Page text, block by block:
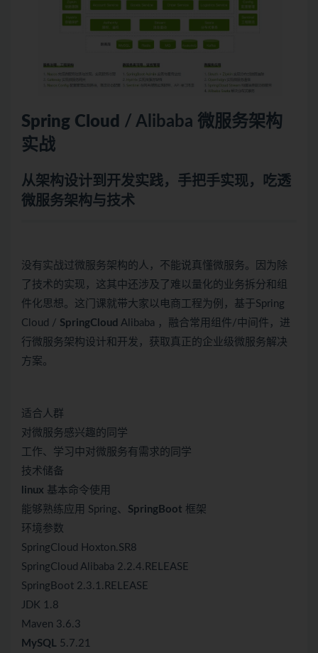
Spring Cloud / Alibaba 微服务架构
实战
从架构设计到开发实践，手把手实现，吃透
微服务架构与技术
没有实战过微服务架构的人，不能说真懂微服务。因为除
了技术的实现，这其中还涉及了难以量化的业务拆分和组
件化思想。这门课就带大家以电商工程为例，基于Spring
Cloud / SpringCloud Alibaba ，融合常用组件/中间件，进
行微服务架构设计和开发，获取真正的企业级微服务解决
方案。
适合人群
对微服务感兴趣的同学
工作、学习中对微服务有需求的同学
技术储备
linux 基本命令使用
能够熟练应用 Spring、 SpringBoot 框架
环境参数
SpringCloud Hoxton.SR8
SpringCloud Alibaba 2.2.4.RELEASE
SpringBoot 2.3.1.RELEASE
JDK 1.8
Maven 3.6.3
MySQL 5.7.21